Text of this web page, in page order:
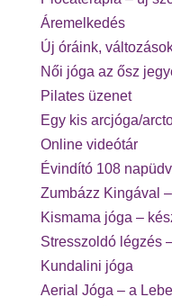
Áremelkedés
Új óráink,
Női jóga az ősz
Pilates üzenet
Egy kis arcjóga/
Online videótár
Évindító 108
Zumbázz Kingával
Kismama jóga –
Stresszoldó légzés
Kundalini jóga
Aerial Jóga – a